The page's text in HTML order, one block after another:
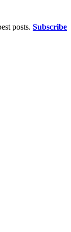
posts. Subscribe